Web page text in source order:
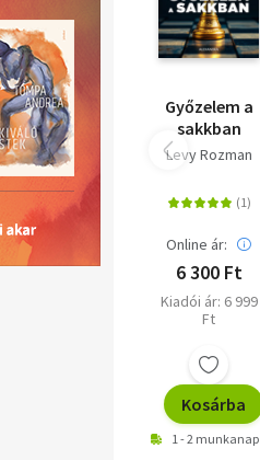
Győzelem a
sakkban
Levy Rozman
Online ár:
6 300 Ft
Kiadói ár: 6 999
Ft
Kosárba
1 - 2 munkanap